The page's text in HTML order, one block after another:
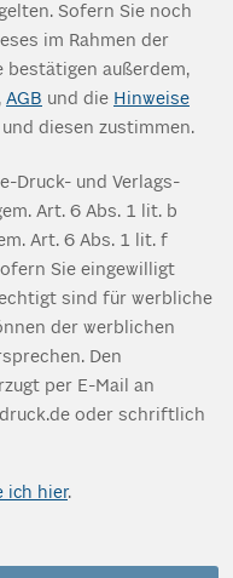
Sofern Sie noch
im Rahmen der
bestätigen außerdem,
, AGB und die Hinweise
diesen zustimmen.
Druck- und Verlags-
Art. 6 Abs. 1 lit. b
Art. 6 Abs. 1 lit. f
Sie eingewilligt
sind für werbliche
der werblichen
Den
per E-Mail an
oder schriftlich
ich hier.